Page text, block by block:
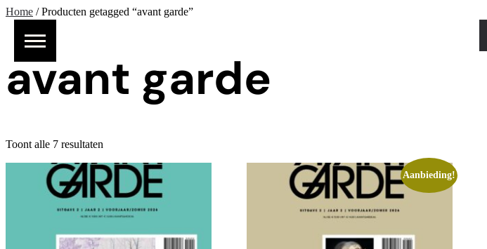
Home / Producten getagged “avant garde”
avant garde
Toont alle 7 resultaten
Aanbieding!